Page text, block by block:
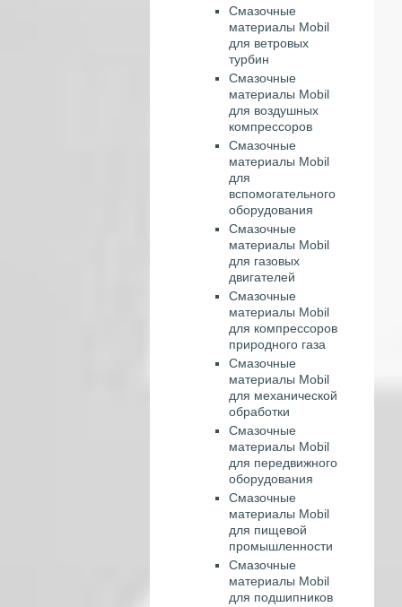
Смазочные
материалы Mobil
для ветровых
турбин
Смазочные
материалы Mobil
для воздушных
компрессоров
Смазочные
материалы Mobil
для
вспомогательного
оборудования
Смазочные
материалы Mobil
для газовых
двигателей
Смазочные
материалы Mobil
для компрессоров
природного газа
Смазочные
материалы Mobil
для механической
обработки
Смазочные
материалы Mobil
для передвижного
оборудования
Смазочные
материалы Mobil
для пищевой
промышленности
Смазочные
материалы Mobil
для подшипников